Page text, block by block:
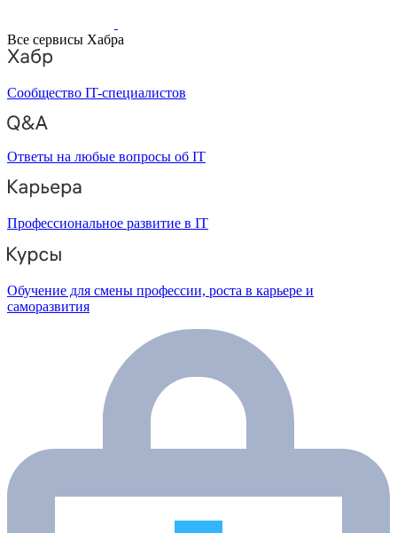
Все сервисы Хабра
Сообщество IT-специалистов
Ответы на любые вопросы об IT
Профессиональное развитие в IT
Обучение для смены профессии, роста в карьере и
саморазвития